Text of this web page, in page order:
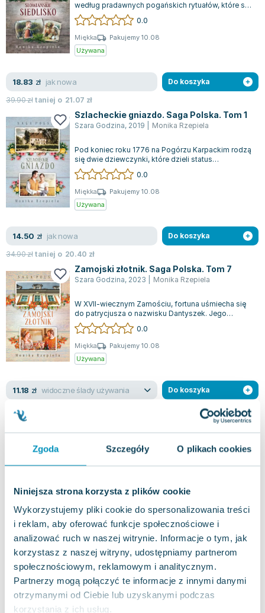
Zgoda Szczegóły O plikach cookies
Niniejsza strona korzysta z plików cookie
Wykorzystujemy pliki cookie do spersonalizowania treści
i reklam, aby oferować funkcje społecznościowe i
analizować ruch w naszej witrynie. Informacje o tym, jak
korzystasz z naszej witryny, udostępniamy partnerom
społecznościowym, reklamowym i analitycznym.
Partnerzy mogą połączyć te informacje z innymi danymi
otrzymanymi od Ciebie lub uzyskanymi podczas
korzystania z ich usług.
Lorraine Warren
Ajahn Brahm
Lucinda Riley
Jacek Walkiewicz
według pradawnych pogańskich rytuałów, które są
głęboko zakorzenione w codziennoś...
0.0
Miękka
Pakujemy 10.08
Używana
18.83 zł jak nowa
39.90złtaniej o 21.07 zł
Do koszyka
Szlacheckie gniazdo. Saga Polska. Tom 1
Szara Godzina, 2019 Monika Rzepiela
Pod koniec roku 1776 na Pogórzu Karpackim rodzą
się dwie dziewczynki, które dzieli status
majątkowy, ale łączą więzy mlecznego pok...
0.0
Miękka
Pakujemy 10.08
Używana
14.50 zł jak nowa
34.90złtaniej o 20.40 zł
Do koszyka
Zamojski złotnik. Saga Polska. Tom 7
Szara Godzina, 2023 Monika Rzepiela
W XVII-wiecznym Zamościu, fortuna uśmiecha się
do patrycjusza o nazwisku Dantyszek. Jego
pracownię złotniczą odwiedzają wpływowi m...
0.0
Miękka
Pakujemy 10.08
Używana
11.18 zł widoczne ślady używania
42.00
Do koszyka
Szlacheckie gniazdo. Ogień buntu. Saga
Polska
Szara Godzina 2020
Monika Rzepiela
opuszczona przez dziedzica z Pawłówki i w
Używana
29.94zł jak nowa
zł taniej o 15.06
Do koszyka
Zamojski złotnik. Saga Polska
Storybox 2023 Monika Rzepiela